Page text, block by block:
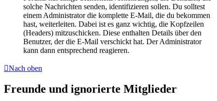
solche Nachrichten senden, identifizieren sollen. Du solltest
einem Administrator die komplette E-Mail, die du bekommen
hast, weiterleiten. Dabei ist es ganz wichtig, die Kopfzeilen
(Headers) mitzuschicken. Diese enthalten Details über den
Benutzer, der die E-Mail verschickt hat. Der Administrator
kann dann entsprechend reagieren.
Nach oben
Freunde und ignorierte Mitglieder